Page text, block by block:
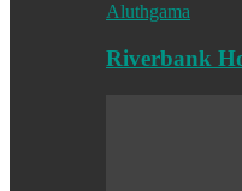
Aluthgama
Riverbank